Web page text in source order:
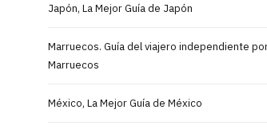
Japón, La Mejor Guía de Japón
Marruecos. Guía del viajero independiente
Marruecos
México, La Mejor Guía de México